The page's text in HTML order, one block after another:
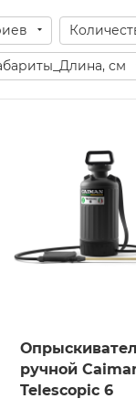
см
ручной
Telescopic 6
353733
35